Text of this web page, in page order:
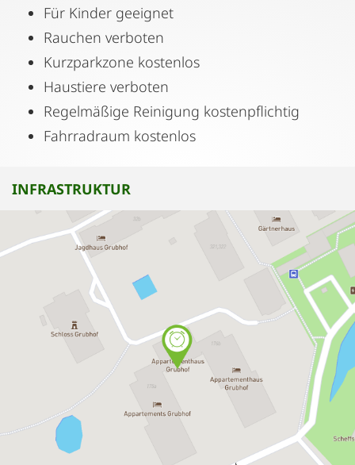
Für Kinder geeignet
Rauchen verboten
Kurzparkzone kostenlos
Haustiere verboten
Regelmäßige Reinigung kostenpflichtig
Fahrradraum kostenlos
INFRASTRUKTUR